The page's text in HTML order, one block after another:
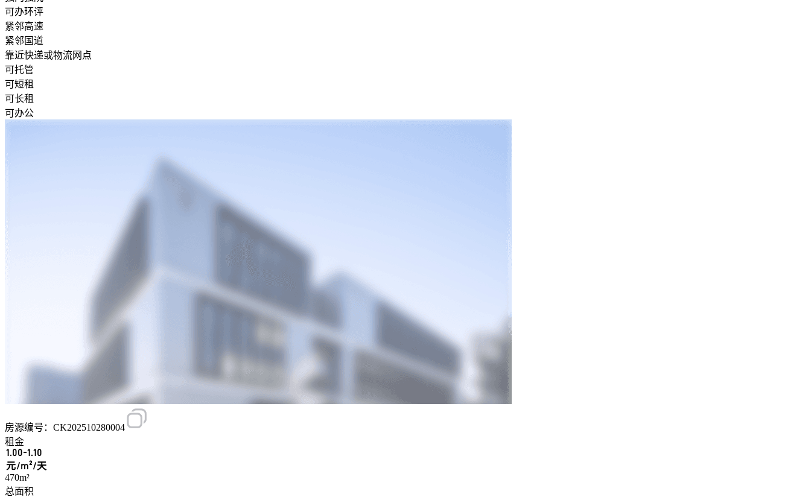
可办环评
紧邻高速
紧邻国道
靠近快递或物流网点
可托管
可短租
可长租
可办公
房源编号：CK202510280004
租金
1.00-1.10
元/m²/天
470m²
总面积